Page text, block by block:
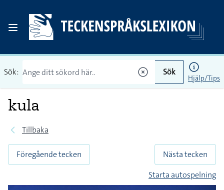
Sök: Sök
Hjälp/Tips
kula
Tillbaka
Föregående tecken
Nästa tecken
Starta autospelning